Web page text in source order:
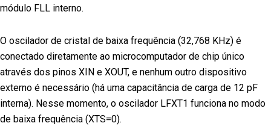
módulo FLL interno.
O oscilador de cristal de baixa frequência (32,768 KHz) é
conectado diretamente ao microcomputador de chip único
através dos pinos XIN e XOUT, e nenhum outro dispositivo
externo é necessário (há uma capacitância de carga de 12 pF
interna). Nesse momento, o oscilador LFXT1 funciona no modo
de baixa frequência (XTS=0).